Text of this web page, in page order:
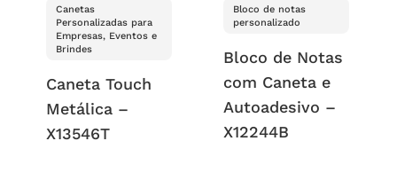
Canetas
Personalizadas para
Empresas, Eventos e
Brindes
Caneta Touch
Metálica –
X13546T
Bloco de notas
personalizado
Bloco de Notas
com Caneta e
Autoadesivo –
X12244B